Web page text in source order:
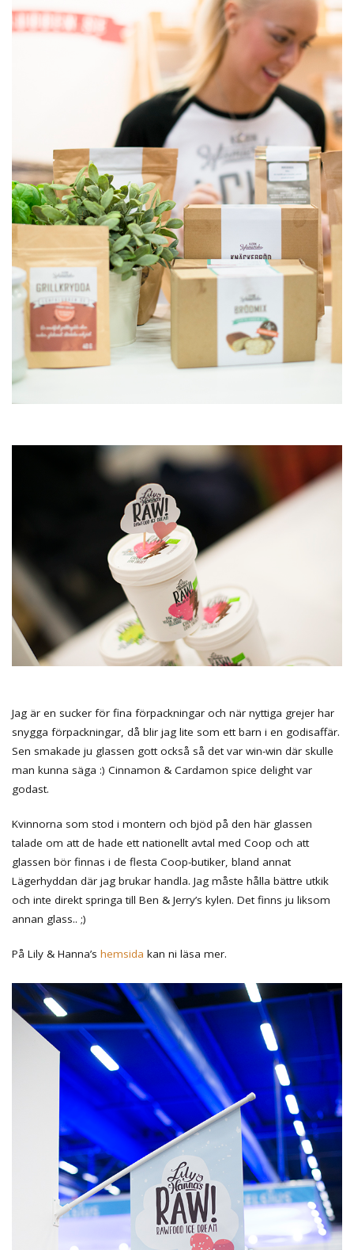
Jag är en sucker för fina förpackningar och när nyttiga grejer har
snygga förpackningar, då blir jag lite som ett barn i en godisaffär.
Sen smakade ju glassen gott också så det var win-win där skulle
man kunna säga :) Cinnamon & Cardamon spice delight var
godast.
Kvinnorna som stod i montern och bjöd på den här glassen
talade om att de hade ett nationellt avtal med Coop och att
glassen bör finnas i de flesta Coop-butiker, bland annat
Lägerhyddan där jag brukar handla. Jag måste hålla bättre utkik
och inte direkt springa till Ben & Jerry’s kylen. Det finns ju liksom
annan glass.. ;)
På Lily & Hanna’s hemsida kan ni läsa mer.